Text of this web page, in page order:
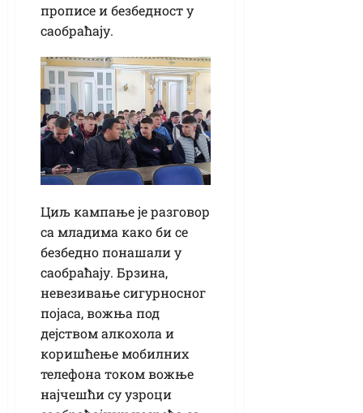
прописе и безбедност у
саобраћају.
Циљ кампање је разговор
са младима како би се
безбедно понашали у
саобраћају. Брзина,
невезивање сигурносног
појаса, вожња под
дејством алкохола и
коришћење мобилних
телефона током вожње
најчешћи су узроци